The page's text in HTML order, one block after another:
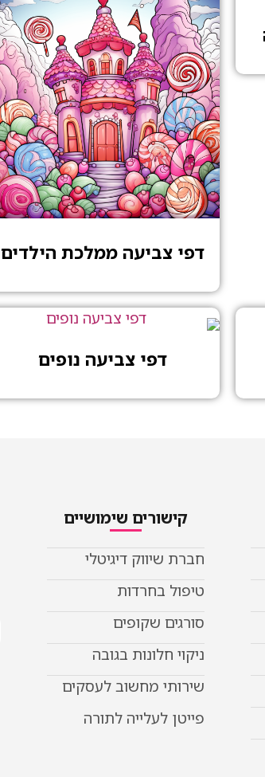
דפי צביעה ממלכת הילדים
דפי צביעה נופים
קישורים שימושיים
חברת שיווק דיגיטלי
טיפול בחרדות
סורגים שקופים
ניקוי חלונות בגובה
שירותי מחשוב לעסקים
פייטן לעלייה לתורה